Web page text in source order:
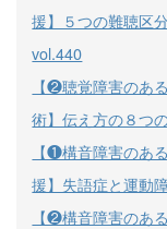
援】５つの難聴区
vol.440
【❷聴覚障害のあ
術】伝え方の８つ
【❶構音障害のあ
援】失語症と運動
【❷構音障害のあ